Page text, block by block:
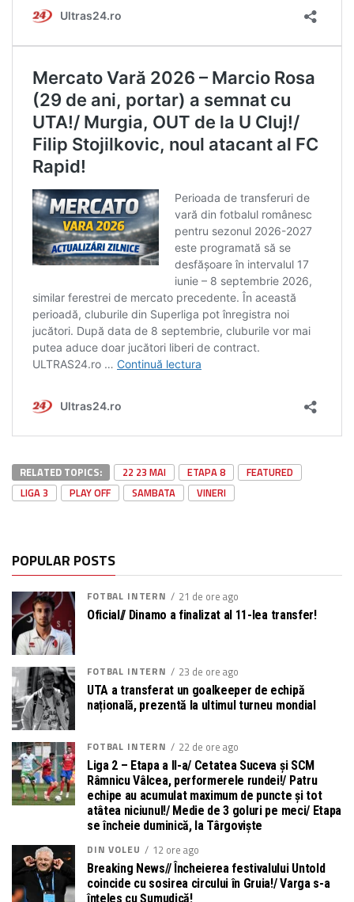
RELATED TOPICS: 22 23 MAI ETAPA 8
FEATURED
LIGA 3
PLAY OFF SAMBATA VINERI
POPULAR POSTS
FOTBAL INTERN 21 de ore ago
Oficial// Dinamo a finalizat al 11-lea transfer!
FOTBAL INTERN 23 de ore ago
UTA a transferat un goalkeeper de echipă
națională, prezentă la ultimul turneu mondial
FOTBAL INTERN 22 de ore ago
Liga 2 – Etapa a II-a/ Cetatea Suceva și SCM
Râmnicu Vâlcea, performerele rundei!/ Patru
echipe au acumulat maximum de puncte și tot
atâtea niciunul!/ Medie de 3 goluri pe meci/ Etapa
se încheie duminică, la Târgoviște
DIN VOLEU
12 ore ago
Breaking News// Încheierea festivalului Untold
coincide cu sosirea circului în Gruia!/ Varga s-a
înțeles cu Șumudică!